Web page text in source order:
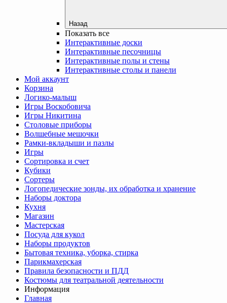
Назад
Показать все
Интерактивные доски
Интерактивные песочницы
Интерактивные полы и стены
Интерактивные столы и панели
Мой аккаунт
Корзина
Логико-малыш
Игры Воскобовича
Игры Никитина
Столовые приборы
Волшебные мешочки
Рамки-вкладыши и пазлы
Игры
Сортировка и счет
Кубики
Сортеры
Логопедические зонды, их обработка и хранение
Наборы доктора
Кухня
Магазин
Мастерская
Посуда для кукол
Наборы продуктов
Бытовая техника, уборка, стирка
Парикмахерская
Правила безопасности и ПДД
Костюмы для театральной деятельности
Информация
Главная